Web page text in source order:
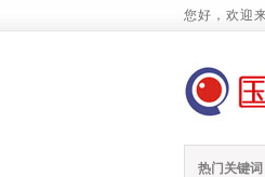
您好，欢迎
热门关键词